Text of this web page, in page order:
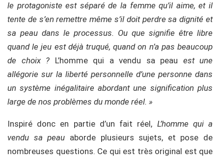
le protagoniste est séparé de la femme qu’il aime, et il
tente de s’en remettre même s’il doit perdre sa dignité et
sa peau dans le processus. Ou que signifie être libre
quand le jeu est déjà truqué, quand on n’a pas beaucoup
de choix ? L’homme qui a vendu sa peau est une
allégorie sur la liberté personnelle d’une personne dans
un système inégalitaire abordant une signification plus
large de nos problèmes du monde réel. »
Inspiré donc en partie d’un fait réel, L’homme qui a
vendu sa peau aborde plusieurs sujets, et pose de
nombreuses questions. Ce qui est très original est que